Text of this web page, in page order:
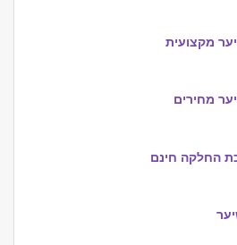
מקצועית
מחירים
החלקה חינם